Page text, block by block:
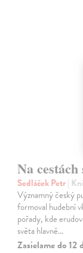
Na
Sedláček Petr|
Významný český
formoval hudební
pořady, kde
světa hlavně…
Zasielame do 12